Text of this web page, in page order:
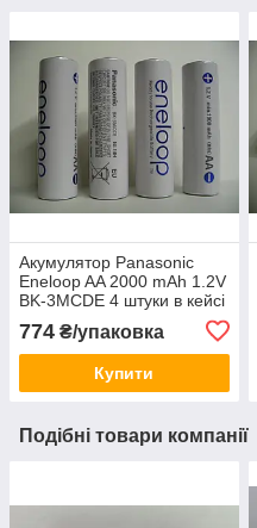
Акумулятор Panasonic
Eneloop AA 2000 mAh 1.2V
BK-3MCDE 4 штуки в кейсі
774 ₴/упаковка
Купити
Подібні товари компанії